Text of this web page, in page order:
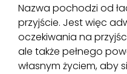
Nazwa pochodzi od
przyjście. Jest więc
oczekiwania na
ale także pełnego
własnym życiem, aby